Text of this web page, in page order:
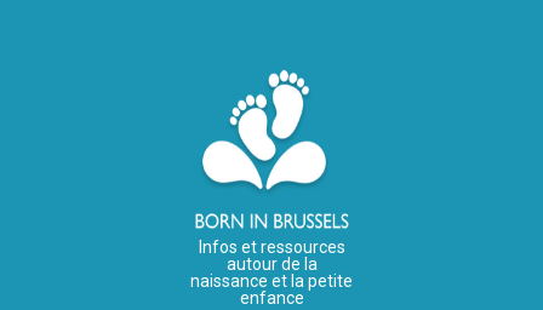
Infos et ressources
autour de la
naissance et la petite
enfance